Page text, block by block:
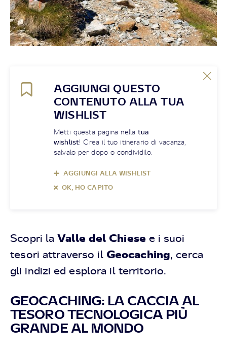
AGGIUNGI QUESTO
CONTENUTO ALLA TUA
WISHLIST
Metti questa pagina nellatua
wishlist! Crea il tuo itinerario di vacanza,
salvalo per dopo o condividilo.
AGGIUNGI ALLA WISHLIST
OK, HO CAPITO
Scopri laValle del Chiese e i suoi
tesori attraverso il Geocaching, cerca
gli indizi ed esplora il territorio.
GEOCACHING: LA CACCIA AL
TESORO TECNOLOGICA PIÙ
GRANDE AL MONDO